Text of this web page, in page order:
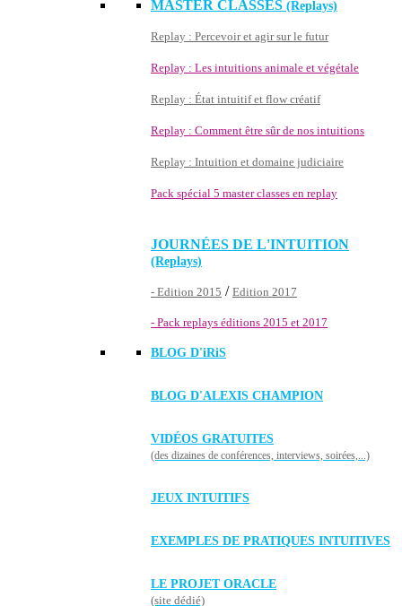
MASTER CLASSES (Replays)
Replay : Percevoir et agir sur le futur
Replay : Les intuitions animale et végétale
Replay : État intuitif et flow créatif
Replay : Comment être sûr de nos intuitions
Replay : Intuition et domaine judiciaire
Pack spécial 5 master classes en replay
JOURNÉES DE L'INTUITION
(Replays)
- Edition 2015 / Edition 2017
- Pack replays éditions 2015 et 2017
BLOG D'iRiS
BLOG D'ALEXIS CHAMPION
VIDÉOS GRATUITES
(des dizaines de conférences, interviews, soirées,...)
JEUX INTUITIFS
EXEMPLES DE PRATIQUES INTUITIVES
LE PROJET ORACLE
(site dédié)